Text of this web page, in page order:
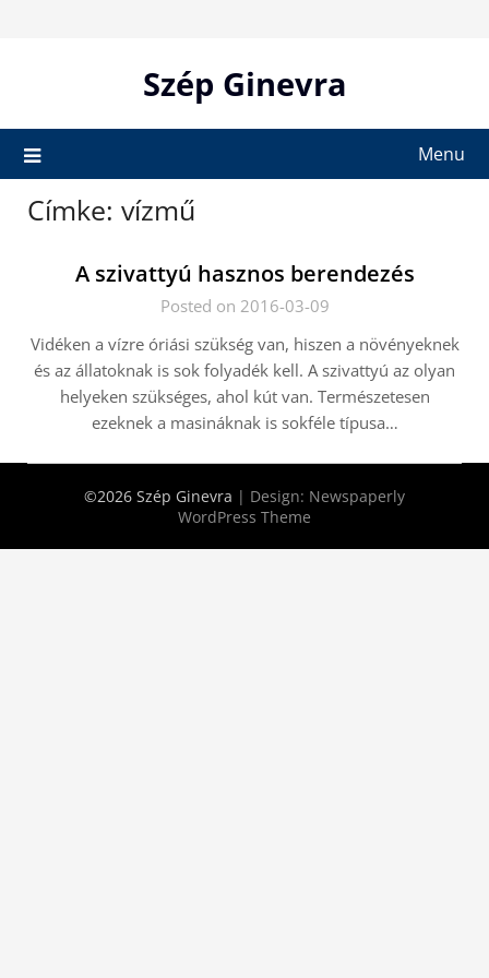
Szép Ginevra
Menu
Címke: vízmű
A szivattyú hasznos berendezés
Posted on 2016-03-09
Vidéken a vízre óriási szükség van, hiszen a növényeknek
és az állatoknak is sok folyadék kell. A szivattyú az olyan
helyeken szükséges, ahol kút van. Természetesen
ezeknek a masináknak is sokféle típusa…
©2026 Szép Ginevra | Design: Newspaperly
WordPress Theme